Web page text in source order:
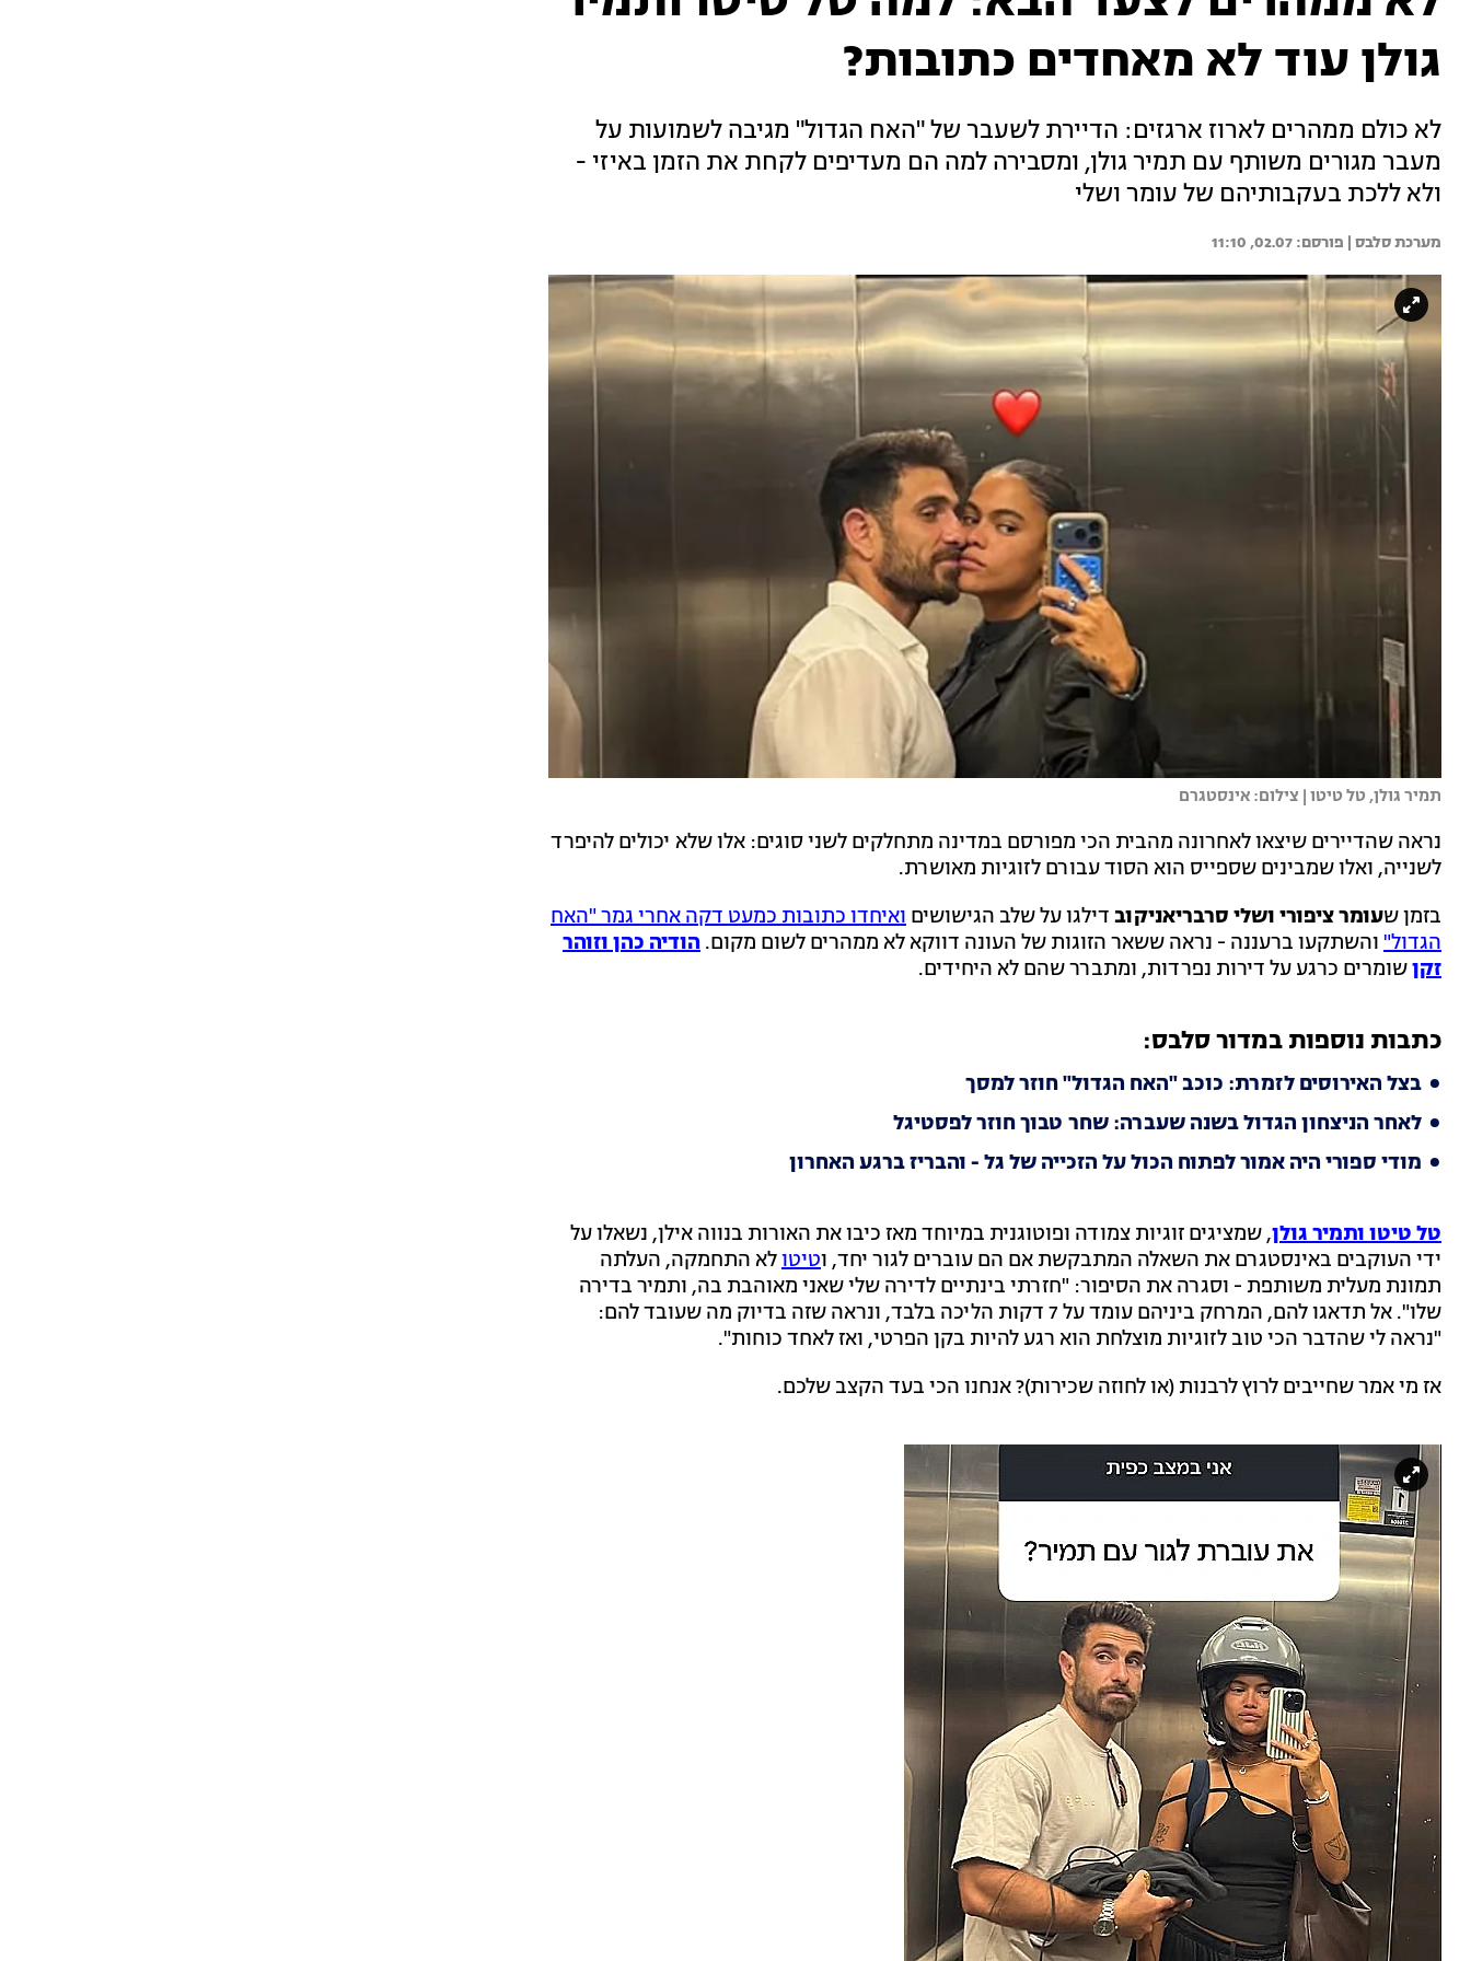
גולן עוד לא מאחדים כתובות?
לא כולם ממהרים לארוז ארגזים: הדיירת לשעבר של "האח הגדול" מגיבה לשמועות על
מעבר מגורים משותף עם תמיר גולן, ומסבירה למה הם מעדיפים לקחת את הזמן באיזי -
ולא ללכת בעקבותיהם של עומר ושלי
מערכת סלבס | 02.07, 11:10
תמיר גולן, טל טיטו | צילום: אינסטגרם
נראה שהדיירים שיצאו לאחרונה מהבית הכי מפורסם במדינה מתחלקים לשני סוגים: אלו שלא יכולים להיפרד
לשנייה, ואלו שמבינים שספייס הוא הסוד עבורם לזוגיות מאושרת.
בזמן שעומר ציפורי ושלי סרבריאניקוב דילגו על שלב הגישושים ואיחדו כתובות כמעט דקה אחרי גמר "האח
הגדול" והשתקעו ברעננה - נראה ששאר הזוגות של העונה דווקא לא ממהרים לשום מקום. הודיה כהן וזוהר
זקןשומרים כרגע על דירות נפרדות, ומתברר שהם לא היחידים.
כתבות נוספות במדור סלבס:
בצל האירוסים לזמרת: כוכב "האח הגדול" חוזר למסך
לאחר הניצחון הגדול בשנה שעברה: שחר טבוך חוזר לפסטיגל
מודי ספורי היה אמור לפתוח הכול על הזכייה של גל - והבריז ברגע האחרון
טל טיטו ותמיר גולן, שמציגים זוגיות צמודה ופוטוגנית במיוחד מאז כיבו את האורות בנווה אילן, נשאלו על
ידי העוקבים באינסטגרם את השאלה המתבקשת אם הם עוברים לגור יחד, וטיטולא התחמקה, העלתה
תמונת מעלית משותפת - וסגרה את הסיפור: "חזרתי בינתיים לדירה שלי שאני מאוהבת בה, ותמיר בדירה
שלו". אל תדאגו להם, המרחק ביניהם עומד על 7 דקות הליכה בלבד, ונראה שזה בדיוק מה שעובד להם:
"נראה לי שהדבר הכי טוב לזוגיות מוצלחת הוא רגע להיות בקן הפרטי, ואז לאחד כוחות".
אז מי אמר שחייבים לרוץ לרבנות (או לחוזה שכירות)? אנחנו הכי בעד הקצב שלכם.